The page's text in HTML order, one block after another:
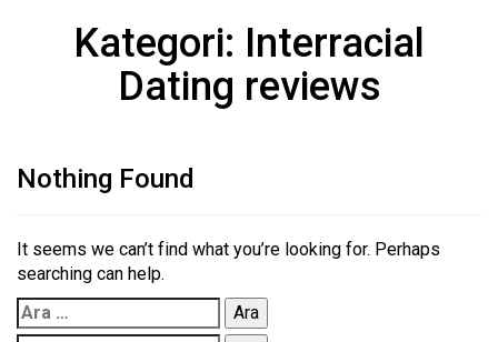
Kategori: Interracial
Dating reviews
Nothing Found
It seems we can’t find what you’re looking for. Perhaps
searching can help.
Arama: